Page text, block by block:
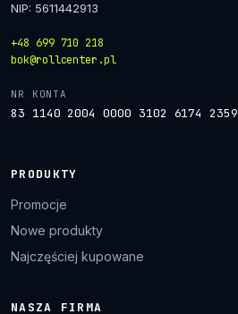
NIP: 5611442913
+48 699 710 218
bok@rollcenter.pl
NR KONTA
83 1140 2004 0000 3102 6174 2359
PRODUKTY
Promocje
Nowe produkty
Najczęściej kupowane
NASZA FIRMA